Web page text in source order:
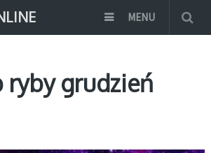
MENU
ryby grudzień